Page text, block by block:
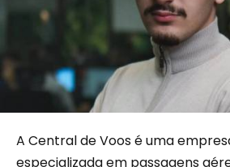
A Central de Voos é uma
especializada em passagens